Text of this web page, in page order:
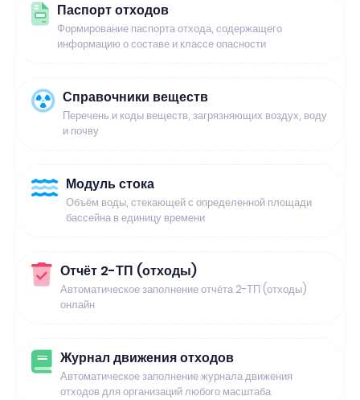
Паспорт отходов
Формирование паспорта отхода, содержащего
информацию о составе и классе опасности
Справочники веществ
Перечень и коды веществ, загрязняющих воздух, воду
и почву
Модуль стока
Объём воды, стекающей с определенной площади
бассейна в единицу времени
Отчёт 2-ТП (отходы)
Автоматическое заполнение отчёта 2-ТП (отходы)
онлайн
Журнал движения отходов
Автоматическое заполнение журнала движения
отходов для организаций любого масштаба